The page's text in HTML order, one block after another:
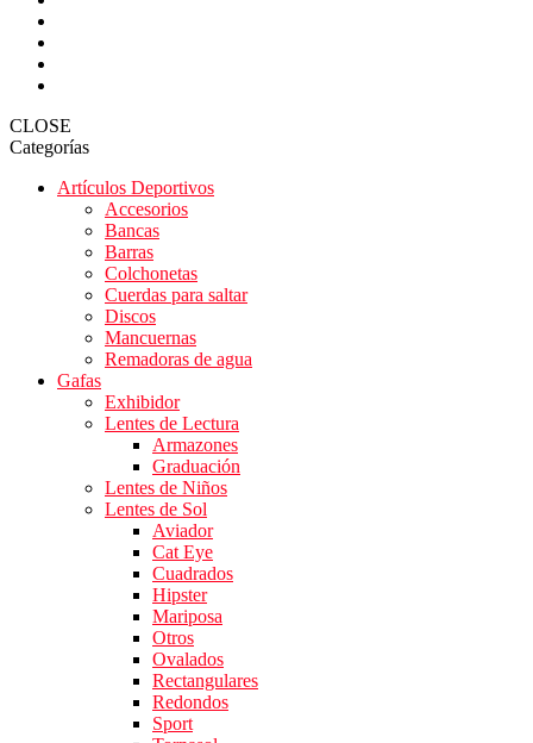
CLOSE
Categorías
Artículos Deportivos
Accesorios
Bancas
Barras
Colchonetas
Cuerdas para saltar
Discos
Mancuernas
Remadoras de agua
Gafas
Exhibidor
Lentes de Lectura
Armazones
Graduación
Lentes de Niños
Lentes de Sol
Aviador
Cat Eye
Cuadrados
Hipster
Mariposa
Otros
Ovalados
Rectangulares
Redondos
Sport